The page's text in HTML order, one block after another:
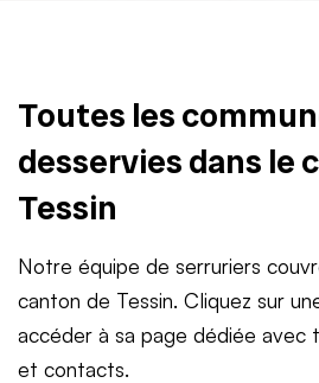
Toutes les
desservies dans le
Tessin
Notre équipe de serruriers
canton de Tessin. Cliquez sur
accéder à sa page dédiée avec
et contacts.